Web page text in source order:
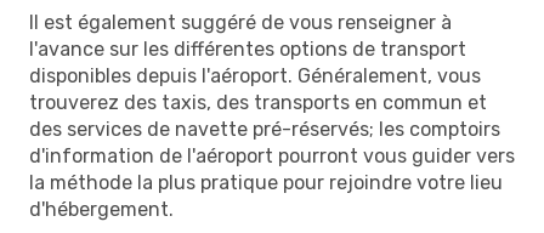
Il est également suggéré de vous renseigner à
l'avance sur les différentes options de transport
disponibles depuis l'aéroport. Généralement, vous
trouverez des taxis, des transports en commun et
des services de navette pré-réservés; les comptoirs
d'information de l'aéroport pourront vous guider vers
la méthode la plus pratique pour rejoindre votre lieu
d'hébergement.